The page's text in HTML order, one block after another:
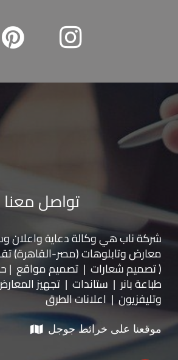
تواصل معنا
شركة ناب هي وكالة دعاية واعلان و
معارضوتابلوهات(مصر-القاهرة)
( تصميم شعارات | تصميم مواقع |
طباعة بانر | ستاندات | تجهيز
وتليفزيون | اعلانات الطرق
موقعنا على خرائط جوجل